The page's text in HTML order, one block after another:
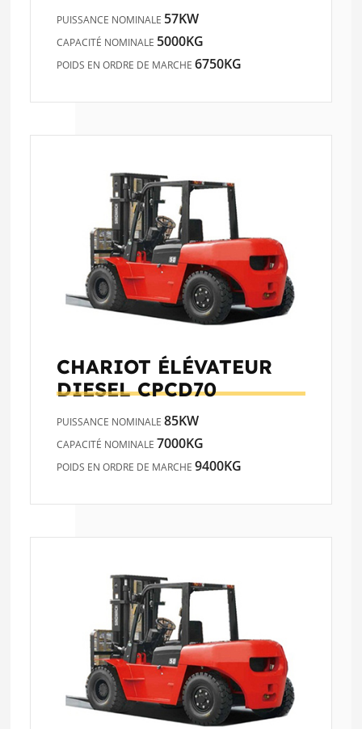
PUISSANCE NOMINALE 57KW
CAPACITÉ NOMINALE 5000KG
POIDS EN ORDRE DE MARCHE6750KG
CHARIOT ÉLÉVATEUR
DIESELCPCD70
PUISSANCE NOMINALE85KW
CAPACITÉ NOMINALE7000KG
POIDS EN ORDRE DE MARCHE9400KG